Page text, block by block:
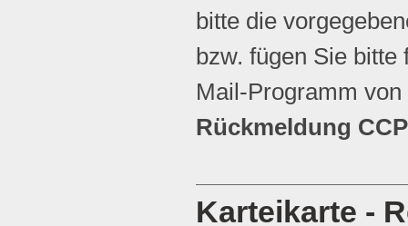
bitte die
bzw. fügen Sie
Mail-Programm
Rückmeldung
Karteikarte -